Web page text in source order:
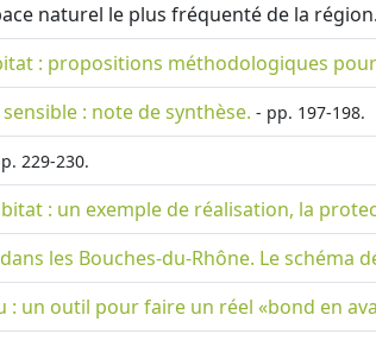
naturel le plus fréquenté de la région.
: propositions méthodologiques
: note de synthèse. - pp. 197-198.
229-230.
: un exemple de réalisation, la
les Bouches-du-Rhône. Le
: un outil pour faire un réel «bond en